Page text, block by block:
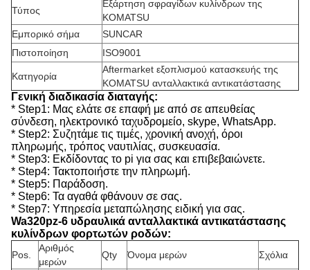
Τύπος
Εξάρτηση σφραγίδων κυλίνδρων της
KOMATSU
Εμπορικό σήμα
SUNCAR
Πιστοποίηση
ISO9001
Κατηγορία
Aftermarket εξοπλισμού κατασκευής της
KOMATSU ανταλλακτικά αντικατάστασης
Γενική διαδικασία διαταγής:
* Step1: Μας ελάτε σε επαφή με από σε απευθείας
σύνδεση, ηλεκτρονικό ταχυδρομείο, skype, WhatsApp.
* Step2: Συζητάμε τις τιμές, χρονική ανοχή, όροι
πληρωμής, τρόπος ναυτιλίας, συσκευασία.
* Step3: Εκδίδοντας το pi για σας και επιβεβαιώνετε.
* Step4: Τακτοποιήστε την πληρωμή.
* Step5: Παράδοση.
* Step6: Τα αγαθά φθάνουν σε σας.
* Step7: Υπηρεσία μεταπώλησης ειδική για σας.
Wa320pz-6 υδραυλικά ανταλλακτικά αντικατάστασης
κυλίνδρων φορτωτών ροδών:
Pos.
Αριθμός
μερών
Qty Όνομα μερών Σχόλια